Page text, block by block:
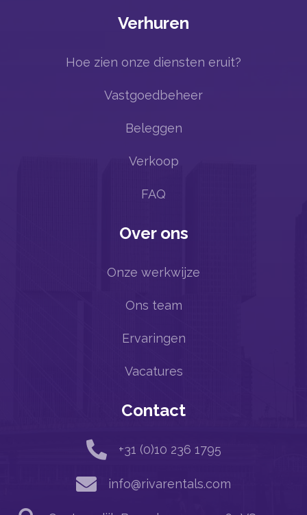
Verhuren
Hoe zien onze diensten eruit?
Vastgoedbeheer
Beleggen
Verkoop
FAQ
Over ons
Onze werkwijze
Ons team
Ervaringen
Vacatures
Contact
 +31 (0)10 236 1795
 info@rivarentals.com